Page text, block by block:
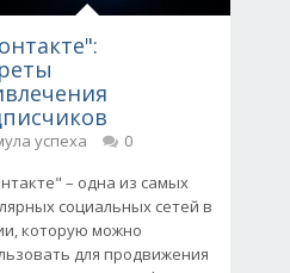
успеха
0
– одна из самых
социальных сетей в
которую можно
для продвижения